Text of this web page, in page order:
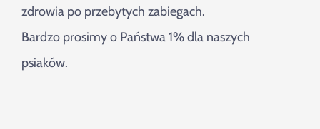
zdrowia po przebytych zabiegach.
Bardzo prosimy o Państwa 1% dla naszych
psiaków.